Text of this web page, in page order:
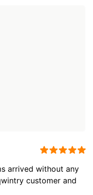
arrived without any
customer and